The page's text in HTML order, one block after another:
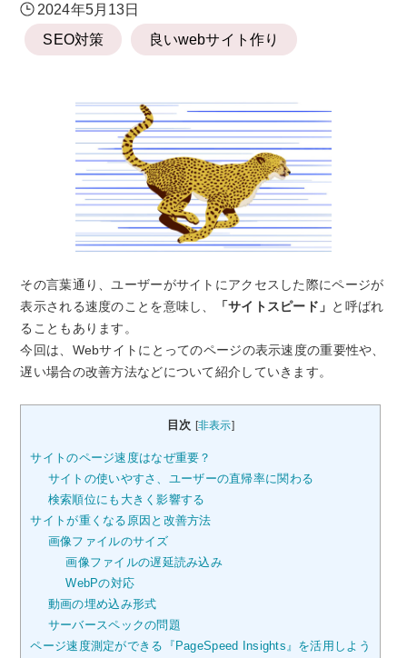
2024年5月13日
SEO対策
良いwebサイト作り
その言葉通り、ユーザーがサイトにアクセスした際にページが
表示される速度のことを意味し、
「サイトスピード」 と呼ばれ
ることもあります。
今回は、Webサイトにとってのページの表示速度の重要性や、
遅い場合の改善方法などについて紹介していきます。
目次 [非表示]
サイトのページ速度はなぜ重要？
サイトの使いやすさ、ユーザーの直帰率に関わる
検索順位にも大きく影響する
サイトが重くなる原因と改善方法
画像ファイルのサイズ
画像ファイルの遅延読み込み
WebPの対応
動画の埋め込み形式
サーバースペックの問題
ページ速度測定ができる『PageSpeed Insights』を活用しよう